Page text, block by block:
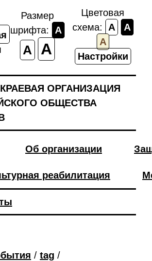
Размер
шрифта:
A
A A
Цветовая
схема:
A
A
A
Настройки
ОРГАНИЗАЦИЯ
ОБЩЕСТВА
Об организации
реабилитация
/ tag /